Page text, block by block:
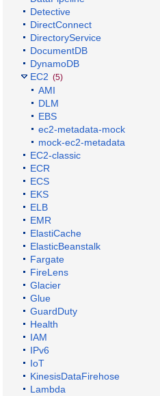
Detective
DirectConnect
DirectoryService
DocumentDB
DynamoDB
EC2 (5)
AMI
DLM
EBS
ec2-metadata-mock
mock-ec2-metadata
EC2-classic
ECR
ECS
EKS
ELB
EMR
ElastiCache
ElasticBeanstalk
Fargate
FireLens
Glacier
Glue
GuardDuty
Health
IAM
IPv6
IoT
KinesisDataFirehose
Lambda